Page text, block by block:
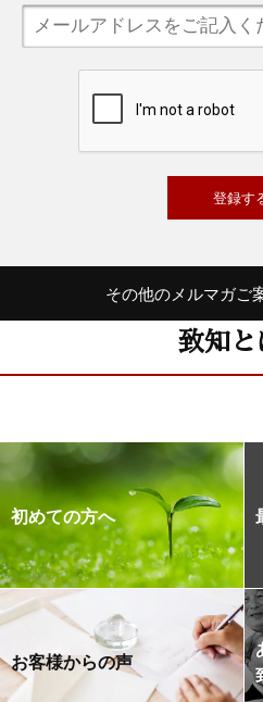
その他のメルマガご
致知と
初めての方へ
お客様からの声